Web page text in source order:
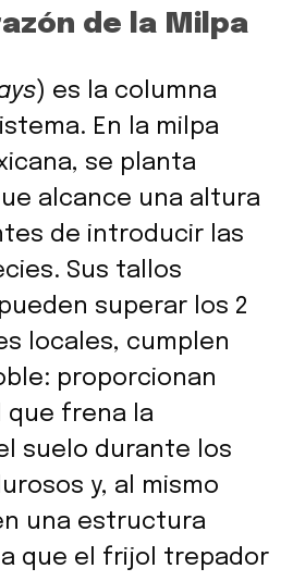
de la Milpa
) es la columna
En la milpa
se planta
alcance una altura
de introducir las
Sus tallos
superar los 2
locales, cumplen
proporcionan
que frena la
suelo durante los
y, al mismo
una estructura
que el frijol trepador